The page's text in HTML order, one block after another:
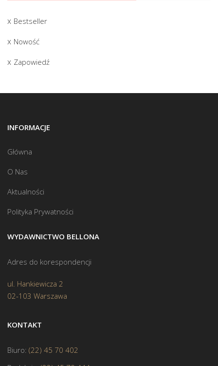
Bestseller
Nowość
Zapowiedź
INFORMACJE
Główna
O Nas
Aktualności
Polityka Prywatności
WYDAWNICTWO BELLONA
Adres do korespondencji
ul. Hankiewicza 2
02-103 Warszawa
KONTAKT
Biuro: (22) 45 70 402